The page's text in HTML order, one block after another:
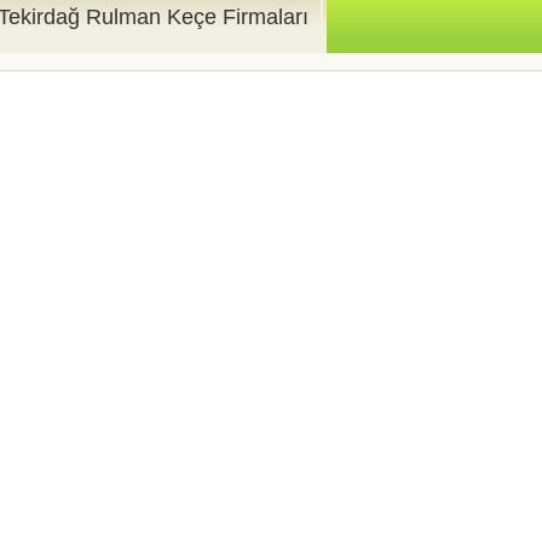
Rulman Keçe Firmaları